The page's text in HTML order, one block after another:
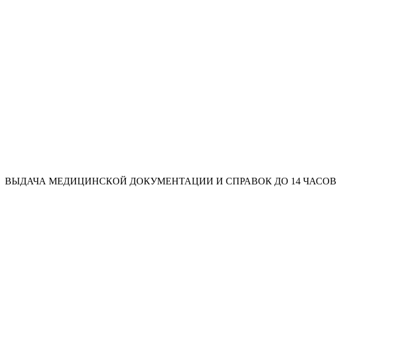
ВЫДАЧА МЕДИЦИНСКОЙ ДОКУМЕНТАЦИИ И СПРАВОК ДО 14 ЧАСОВ